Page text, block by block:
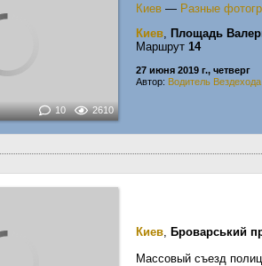
10 2610
Киев — Разные
Киев, Площадь
Маршрут 14
27 июня 2019 г., четверг
Автор: Водитель Вездехода
Киев, Броварський
Массовый съезд